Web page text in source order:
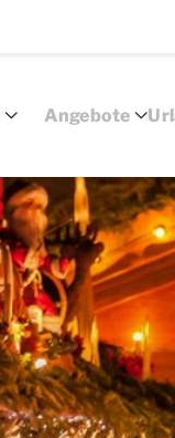
Angebote